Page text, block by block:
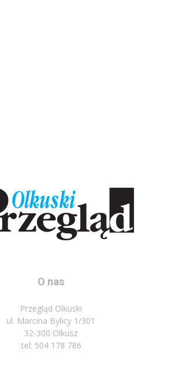
O nas
Przegląd Olkuski
ul. Marcina Bylicy 1/301
32-300 Olkusz
tel: 504 178 786